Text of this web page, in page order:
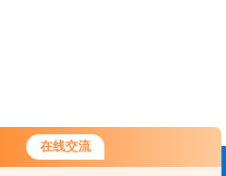
在线交流